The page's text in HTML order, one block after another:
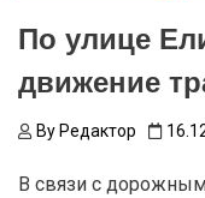
По улице
движение
By Редактор
В связи с